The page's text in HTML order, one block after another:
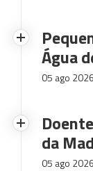
Água
05 ago 2026
da
05 ago 2026